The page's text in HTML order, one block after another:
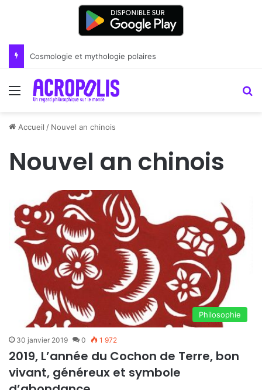
Renoir : la peinture comme un art du lien
Menu
Accueil / Nouvel an chinois
Nouvel an chinois
Philosophie
30 janvier 2019 0 1 972
2019, L’année du Cochon de Terre, bon
vivant, généreux et symbole